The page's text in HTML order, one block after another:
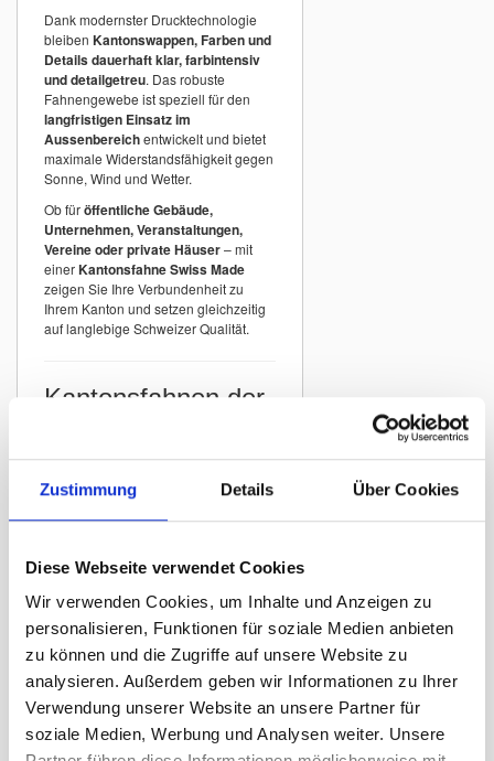
Zustimmung Details Über Cookies
Diese Webseite verwendet Cookies
Wir verwenden Cookies, um Inhalte und Anzeigen zu
personalisieren, Funktionen für soziale Medien anbieten
zu können und die Zugriffe auf unsere Website zu
analysieren. Außerdem geben wir Informationen zu Ihrer
Verwendung unserer Website an unsere Partner für
soziale Medien, Werbung und Analysen weiter. Unsere
Dank modernster Drucktechnologie
bleiben Kantonswappen, Farben und
Details dauerhaft klar, farbintensiv
und detailgetreu. Das robuste
Fahnengewebe ist speziell für den
langfristigen Einsatz im
Aussenbereichentwickelt und bietet
maximale Widerstandsfähigkeit gegen
Sonne, Wind und Wetter.
Ob füröffentliche Gebäude,
Unternehmen, Veranstaltungen,
Vereine oder private Häuser– mit
einerKantonsfahne Swiss Made
zeigen Sie Ihre Verbundenheit zu
Ihrem Kanton und setzen gleichzeitig
auf langlebige Schweizer Qualität.
Kantonsfahnen der
In unserem Sortiment finden Sie
Kantonemit originalgetreuer
Darstellung der offiziellen Wappen.
Kantonsfahne Zürich
Kantonsfahne Bern
Kantonsfahne St. Gallen
Kantonsfahne Graubünden
Kantonsfahne Luzern
Kantonsfahne Thurgau